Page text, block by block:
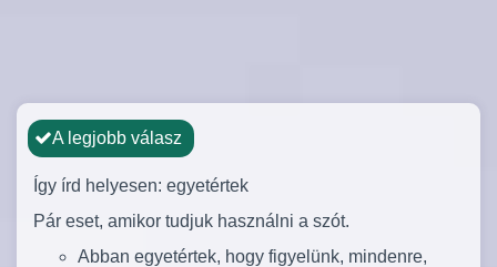
A legjobb válasz
Így írd helyesen: egyetértek
Pár eset, amikor tudjuk használni a szót.
Abban egyetértek, hogy figyelünk, mindenre,